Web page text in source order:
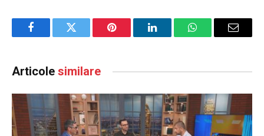
FacebookTwitter Pinterest LinkedInWhatsAppEmail
Articole similare